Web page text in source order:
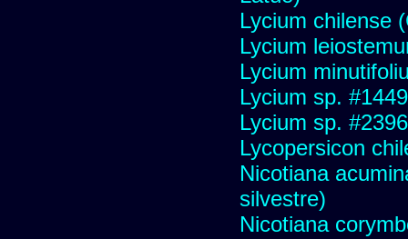
Lycium chilense
Lycium
Lycium
Lycium sp. #1449
Lycium sp. #2396
Lycopersicon
Nicotiana
silvestre)
Nicotiana